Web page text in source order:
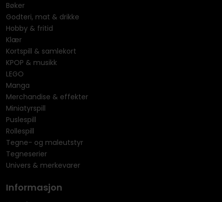
Bøker
Godteri, mat & drikke
Hobby & fritid
Klær
Kortspill & samlekort
KPOP & musikk
LEGO
Manga
Merchandise & effekter
Miniatyrspill
Puslespill
Rollespill
Tegne- og maleutstyr
Tegneserier
Univers & merkevarer
Informasjon